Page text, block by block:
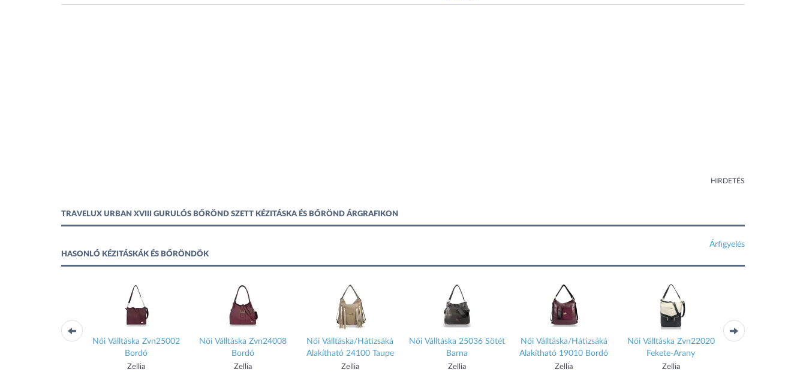
HIRDETÉS
TRAVELUX URBAN XVIII GURULÓS BŐRÖND SZETT KÉZITÁSKA ÉS BŐRÖND ÁRGRAFIKON
Árfigyelés
HASONLÓ KÉZITÁSKÁK ÉS BŐRÖNDÖK
JANET DENESE
Női Válltáska Zvn25002
Bordó
Zellia
Női Válltáska Zvn24008
Bordó
Zellia
Női Válltáska/Hátizsáká
Alakítható 24100 Taupe
Zellia
Női Válltáska 25036 Sötét
Barna
Zellia
Női Válltáska/Hátizsáká
Alakítható 19010 Bordó
Zellia
Női Válltáska Zvn22020
Fekete-Arany
Zellia